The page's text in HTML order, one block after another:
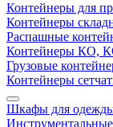
Контейнеры для
Контейнеры
Распашные
Контейнеры КО,
Грузовые
Контейнеры
Шкафы для